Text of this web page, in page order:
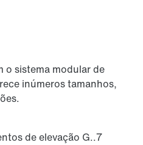
o sistema modular de
inúmeros tamanhos,
de elevação G..7